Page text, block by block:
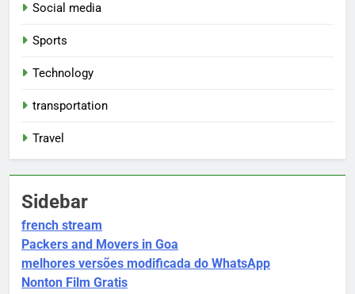
Social media
Sports
Technology
transportation
Travel
Sidebar
french stream
Packers and Movers in Goa
melhores versões modificada do WhatsApp
Nonton Film Gratis